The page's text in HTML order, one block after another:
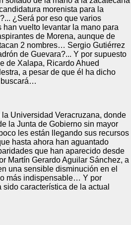
morenista para la
¿Será por eso que varios
han vuelto levantar la mano para
de Morena, aunque de
2 nombres… Sergio Gutiérrez
de Guevara?... Y por supuesto
de Xalapa, Ricardo Ahued
a pesar de que él ha dicho
buscará…
la Universidad Veracruzana, donde
la Junta de Gobierno sin mayor
les están llegando sus recursos
hasta ahora han aguantado
que han aparecido desde
Martín Gerardo Aguilar Sánchez, a
una sensible disminución en el
más indispensable… Y por
característica de la actual